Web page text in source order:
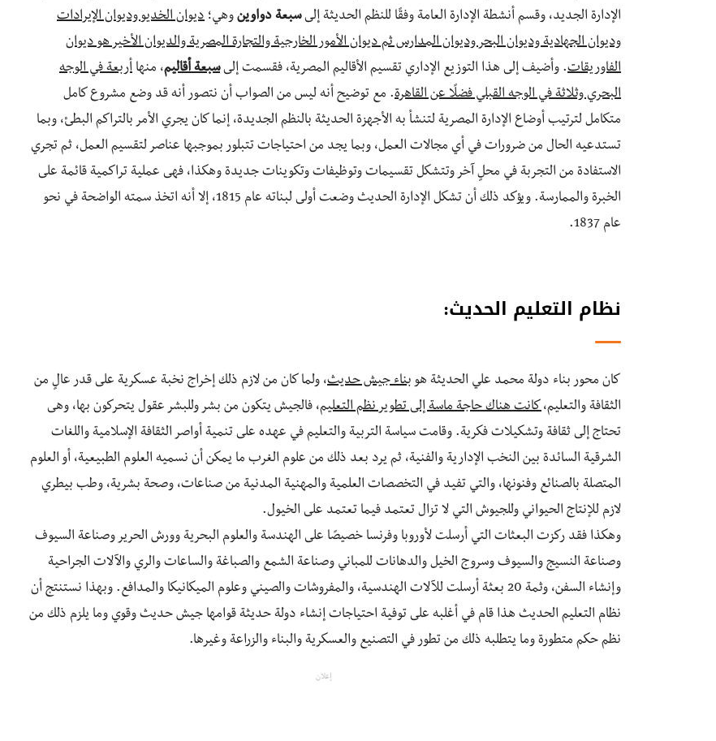
الإدارة الجديد، وقسم أنشطة الإدارة العامة وفقًا للنظم الحديثة إلىسبعة دواوين وهي؛ ديوان الخديو وديوان الإيرادات
وديوان الجهادية وديوان البحر وديوان المدارس ثم ديوان الأمور الخارجية والتجارة المصرية والديوان الأخير هو ديوان
الفاوريقات. وأضيف إلى هذا التوزيع الإداري تقسيم الأقاليم المصرية، فقسمت إلىسبعة أقاليم، منها أربعة في الوجه
البحري وثلاثة في الوجه القبلي فضلًا عن القاهرة. مع توضيح أنه ليس من الصواب أن نتصور أنه قد وضع مشروع كامل
متكامل لترتيب أوضاع الإدارة المصرية لتنشأ به الأجهزة الحديثة بالنظم الجديدة، إنما كان يجري الأمر بالتراكم البطئ، وبما
تستدعيه الحال من ضرورات في أي مجالات العمل، وبما يجد من احتياجات تتبلور بموجبها عناصر لتقسيم العمل، ثم تجري
الاستفادة من التجربة في محلٍ آخر وتتشكل تقسيمات وتوظيفات وتكوينات جديدة وهكذا، فهى عملية تراكمية قائمة على
الخبرة والممارسة. ويؤكد ذلك أن تشكل الإدارة الحديث وضعت أولى لبناته عام 1815، إلا أنه اتخذ سمته الواضحة في نحو
عام 1837.
نظام التعليم الحديث:
كان محور بناء دولة محمد علي الحديثة هو بناء جيش حديث، ولما كان من لازم ذلك إخراج نخبة عسكرية على قدر عالٍ من
الثقافة والتعليم،كانت هناك حاجة ماسة إلى تطوير نظم التعليم، فالجيش يتكون من بشر وللبشر عقول يتحركون بها، وهى
تحتاج إلى ثقافة وتشكيلات فكرية. وقامت سياسة التربية والتعليم في عهده على تنمية أواصر الثقافة الإسلامية واللغات
الشرقية السائدة بين النخب الإدارية والفنية، ثم يرد بعد ذلك من علوم الغرب ما يمكن أن نسميه العلوم الطبيعية، أو العلوم
المتصلة بالصنائع وفنونها، والتي تفيد في التخصصات العلمية والمهنية المدنية من صناعات، وصحة بشرية، وطب بيطري
لازم للإنتاج الحيواني وللجيوش التي لا تزال تعتمد فيما تعتمد على الخيول.
وهكذا فقد ركزت البعثات التي أرسلت لأوروبا وفرنسا خصيصًا على الهندسة والعلوم البحرية وورش الحرير وصناعة السيوف
وصناعة النسيج والسيوف وسروج الخيل والدهانات للمباني وصناعة الشمع والصباغة والساعات والري والآلات الجراحية
وإنشاء السفن، وثمة 20 بعثة أرسلت للآلات الهندسية، والمفروشات والصيني وعلوم الميكانيكا والمدافع. وبهذا نستنتج أن
نظام التعليم الحديث هذا قام في أغلبه على توفية احتياجات إنشاء دولة حديثة قوامها جيش حديث وقوي وما يلزم ذلك من
نظم حكم متطورة وما يتطلبه ذلك من تطور في التصنيع والعسكرية والبناء والزراعة وغيرها.
إعلان